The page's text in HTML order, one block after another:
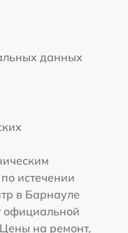
данных
истечении
в Барнауле
официальной
на ремонт,